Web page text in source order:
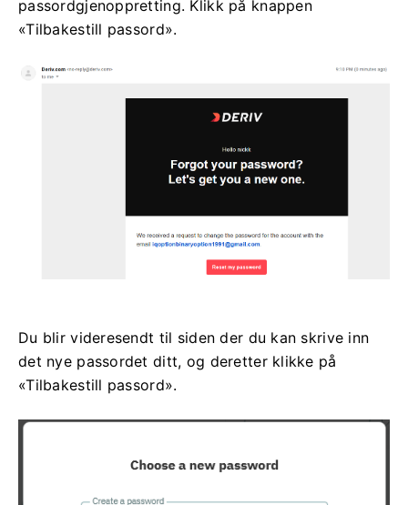
passordgjenoppretting. Klikk på knappen
«Tilbakestill passord».
Du blir videresendt til siden der du kan skrive inn
det nye passordet ditt, og deretter klikke på
«Tilbakestill passord».